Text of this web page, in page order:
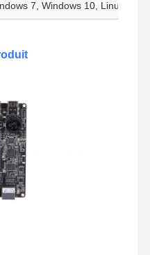
7, Windows 10, Linux,